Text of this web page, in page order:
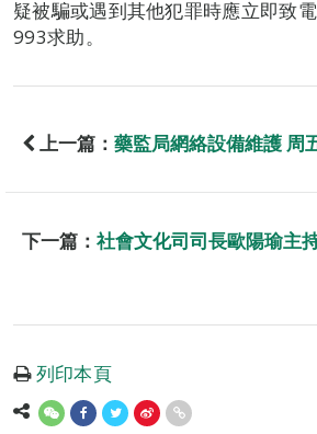
疑被騙或遇到其他犯罪時應立即致
993求助。
上一篇： 藥監局網絡設備維護 周
下一篇： 社會文化司司長歐陽瑜主
列印本頁